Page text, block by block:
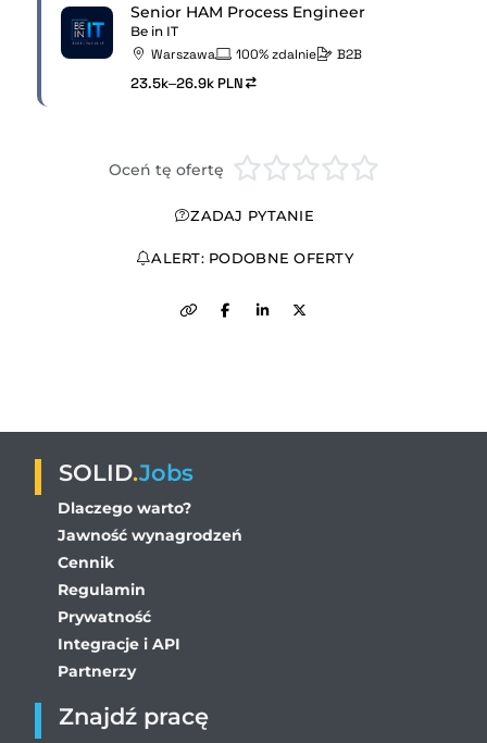
Senior HAM Process Engineer
Be in IT
Warszawa 100% zdalnie B2B
23.5k–26.9k PLN
Oceń tę ofertę
ZADAJ PYTANIE
ALERT: PODOBNE OFERTY
SOLID.Jobs
Dlaczego warto?
Jawność wynagrodzeń
Cennik
Regulamin
Prywatność
Integracje i API
Partnerzy
Znajdź pracę